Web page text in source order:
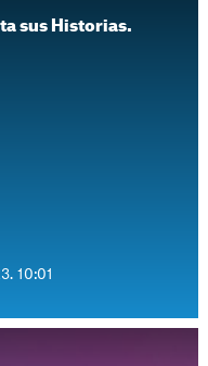
sus Historias.
10:01